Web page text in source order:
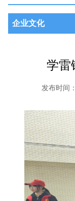
企业文化
学雷
发布时间